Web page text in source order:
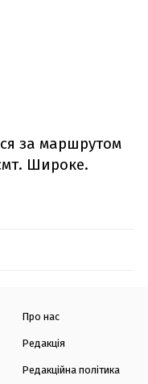
за маршрутом
Широке.
Про нас
Редакція
Редакційна політика